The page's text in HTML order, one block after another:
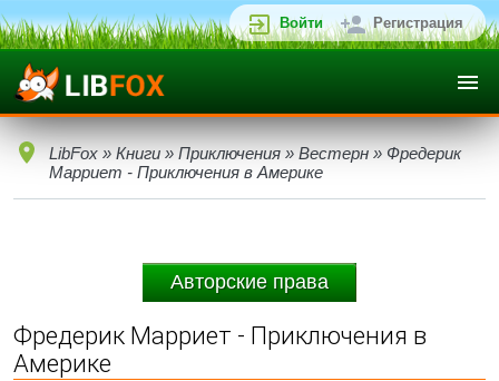
Войти Регистрация
LibFox » Книги » Приключения » Вестерн » Фредерик
Марриет - Приключения в Америке
Авторские права
Фредерик Марриет - Приключения в
Америке